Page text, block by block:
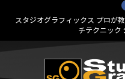
スタジオグラフィックス プロが
チテクニック